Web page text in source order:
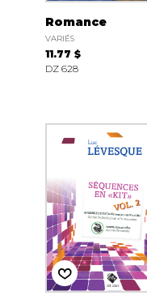
Romance
VARIÉS
11.77 $
DZ 628